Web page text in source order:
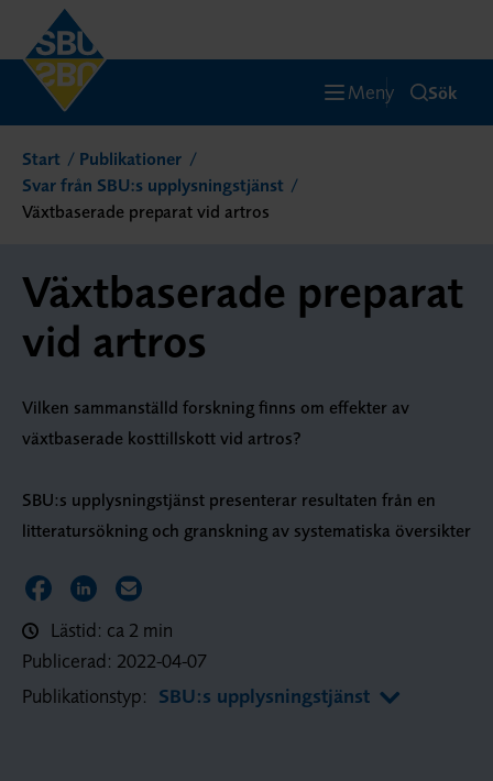
Meny Sök
Start
Publikationer
Svar från SBU:s upplysningstjänst
Växtbaserade preparat vid artros
Växtbaserade preparat
vid artros
Vilken sammanställd forskning finns om effekter av
växtbaserade kosttillskott vid artros?
SBU:s upplysningstjänst presenterar resultaten från en
litteratursökning och granskning av systematiska översikter
Dela sidan på Facebook
Dela sidan på LinkedIn
Dela sidan via E-post
Lästid: ca 2 min
Publicerad: 2022-04-07
Publikationstyp: SBU:s upplysningstjänst